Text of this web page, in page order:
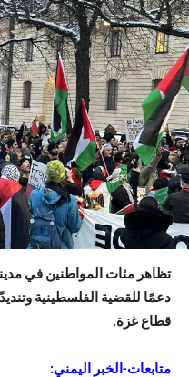
تظاهر مئات المواطنين في
دعمًا للقضية الفلسطينية
قطاع غزة.
متابعات-الخبر اليمني: